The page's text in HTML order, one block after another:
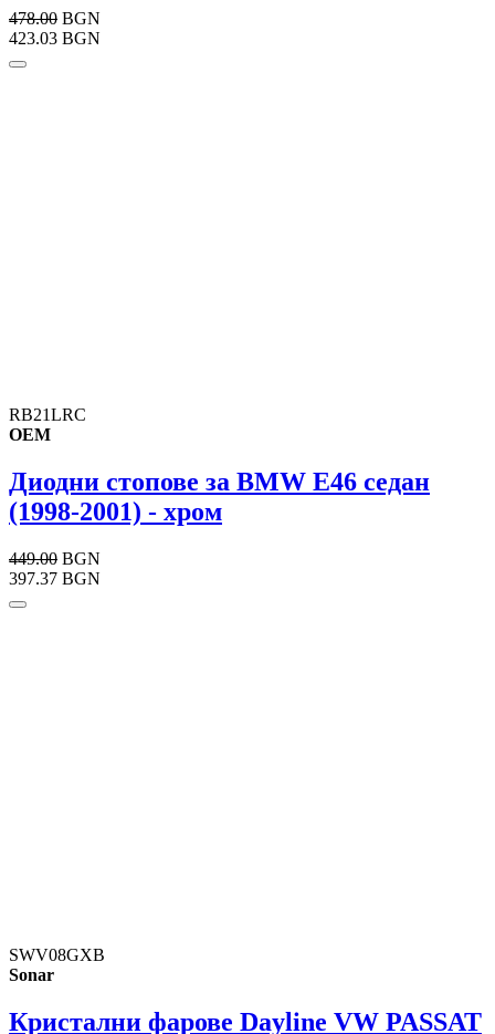
478.00 BGN
423.03 BGN
RB21LRC
OEM
Диодни стопове за BMW E46 седан
(1998-2001) - хром
449.00 BGN
397.37 BGN
SWV08GXB
Sonar
Кристални фарове Dayline VW PASSAT